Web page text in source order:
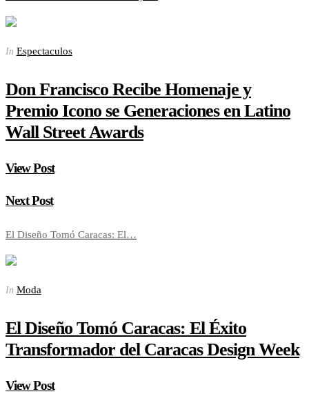
In Espectaculos
Don Francisco Recibe Homenaje y
Premio Icono se Generaciones en Latino
Wall Street Awards
View Post
Next Post
El Diseño Tomó Caracas: El…
In Moda
El Diseño Tomó Caracas: El Éxito
Transformador del Caracas Design Week
View Post